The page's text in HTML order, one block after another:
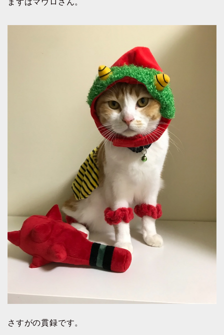
まずはマウロさん。
さすがの貫録です。